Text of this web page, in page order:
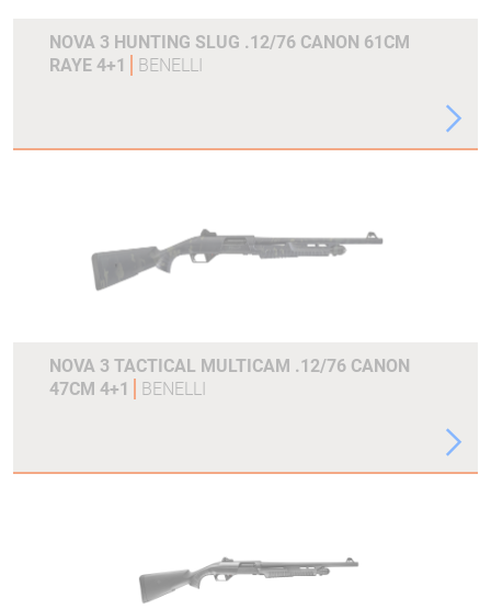
NOVA 3 HUNTING SLUG .12/76 CANON 61CM
RAYE 4+1
BENELLI
NOVA 3 TACTICAL MULTICAM .12/76 CANON
47CM 4+1
BENELLI